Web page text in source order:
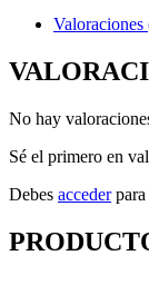
Valoraciones
No hay
Sé el primero en
Debes accederpara